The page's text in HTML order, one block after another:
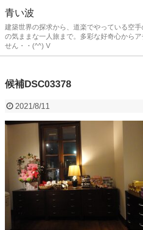
青い波
建築世界の探求から、道楽でやっている空
の気ままな一人旅まで。多彩な好奇心から
せん・・(^^) V
候補DSC03378
2021/8/11